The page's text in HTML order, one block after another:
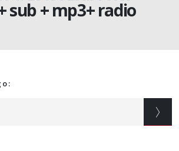
sub + mp3+ radio